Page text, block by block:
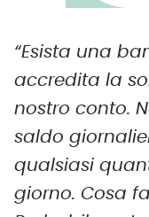
“Esista una
accredita la
nostro conto.
saldo
qualsiasi
giorno. Cosa